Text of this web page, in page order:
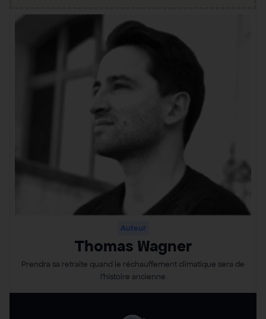
Auteur
Thomas Wagner
Prendra sa retraite quand le réchauffement climatique sera de
l’histoire ancienne